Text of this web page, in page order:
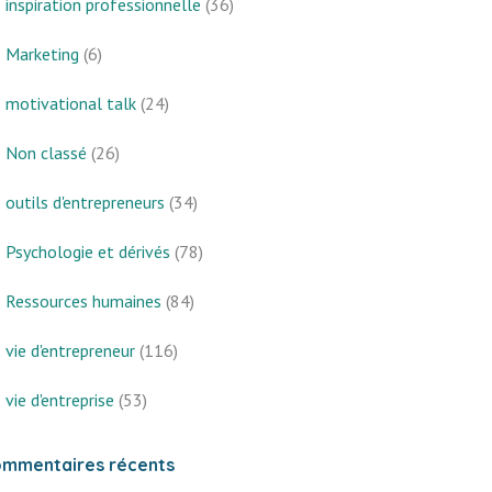
inspiration professionnelle (36)
Marketing (6)
motivational talk (24)
Non classé (26)
outils d'entrepreneurs (34)
Psychologie et dérivés (78)
Ressources humaines (84)
vie d'entrepreneur (116)
vie d'entreprise (53)
récents